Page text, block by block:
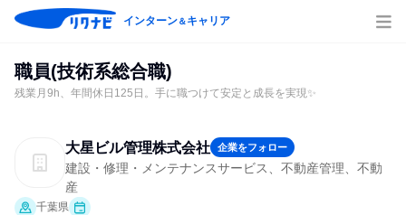
インターン＆キャリア
職員(技術系総合職)
残業月9h、年間休日125日。手に職つけて安定と成長を実現✨
大星ビル管理株式会社 企業をフォロー
建設・修理・メンテナンスサービス、不動産管理、不動
産
千葉県